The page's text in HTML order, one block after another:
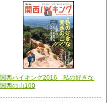
関西ハイキング2016 私の好きな
関西の山100